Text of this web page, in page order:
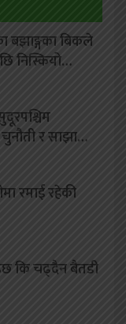
बझाङ्गका बिकले
निस्कियो…
र साझा…
रमाई रहेकी
कि चढ्दैन बैतडी